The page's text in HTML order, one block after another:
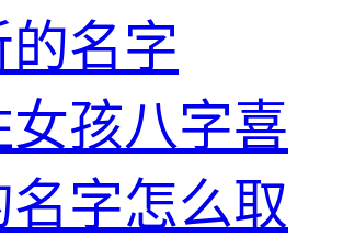
的名字
女孩八字喜
名字怎么取